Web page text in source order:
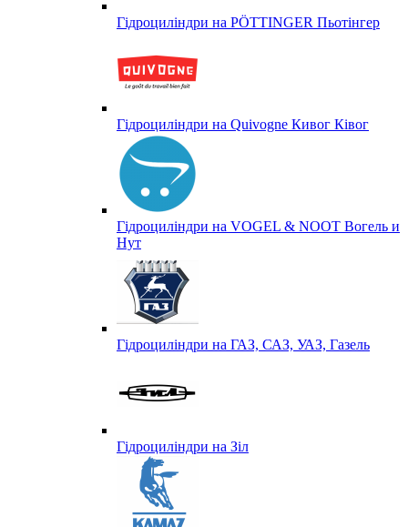
Гідроциліндри на PÖTTINGER Пьотінгер
Гідроциліндри на Quivogne Кивог Ківог
Гідроциліндри на VOGEL & NOOT Вогель и
Нут
Гідроциліндри на ГАЗ, САЗ, УАЗ, Газель
Гідроциліндри на Зіл